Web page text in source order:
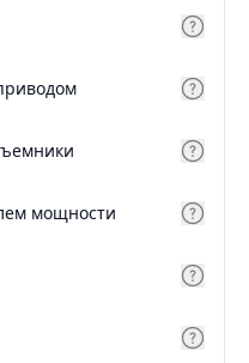
мощности